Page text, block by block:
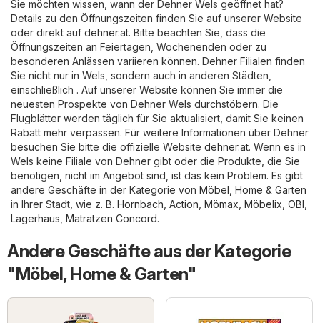
Sie möchten wissen, wann der Dehner Wels geöffnet hat?
Details zu den Öffnungszeiten finden Sie auf unserer Website
oder direkt auf dehner.at. Bitte beachten Sie, dass die
Öffnungszeiten an Feiertagen, Wochenenden oder zu
besonderen Anlässen variieren können. Dehner Filialen finden
Sie nicht nur in Wels, sondern auch in anderen Städten,
einschließlich . Auf unserer Website können Sie immer die
neuesten Prospekte von Dehner Wels durchstöbern. Die
Flugblätter werden täglich für Sie aktualisiert, damit Sie keinen
Rabatt mehr verpassen. Für weitere Informationen über Dehner
besuchen Sie bitte die offizielle Website dehner.at. Wenn es in
Wels keine Filiale von Dehner gibt oder die Produkte, die Sie
benötigen, nicht im Angebot sind, ist das kein Problem. Es gibt
andere Geschäfte in der Kategorie von Möbel, Home & Garten
in Ihrer Stadt, wie z. B. Hornbach Action Mömax Möbelix OBI
Lagerhaus Matratzen Concord.
Andere Geschäfte aus der Kategorie
"Möbel, Home & Garten"